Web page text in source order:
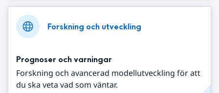
Forskning och utveckling
Prognoser och varningar
Forskning och avancerad modellutveckling för att
du ska veta vad som väntar.